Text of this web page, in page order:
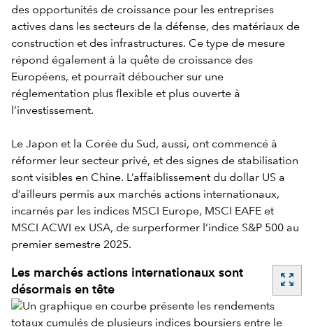
des opportunités de croissance pour les entreprises
actives dans les secteurs de la défense, des matériaux de
construction et des infrastructures. Ce type de mesure
répond également à la quête de croissance des
Européens, et pourrait déboucher sur une
réglementation plus flexible et plus ouverte à
l’investissement.
Le Japon et la Corée du Sud, aussi, ont commencé à
réformer leur secteur privé, et des signes de stabilisation
sont visibles en Chine. L’affaiblissement du dollar US a
d’ailleurs permis aux marchés actions internationaux,
incarnés par les indices MSCI Europe, MSCI EAFE et
MSCI ACWI ex USA, de surperformer l’indice S&P 500 au
premier semestre 2025.
Les marchés actions internationaux sont
désormais en tête
zoom_out_map